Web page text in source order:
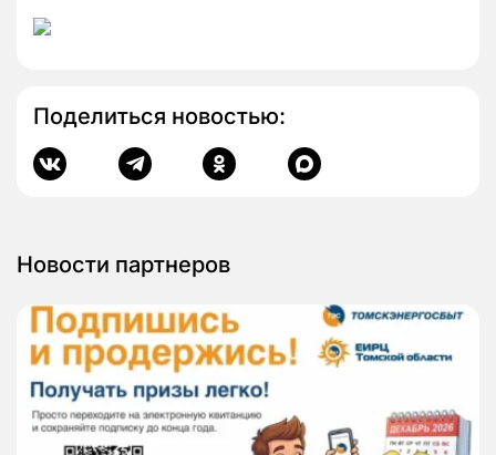
Поделиться новостью:
Новости партнеров